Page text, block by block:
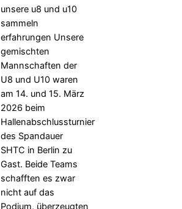
unsere u8 und u10
sammeln
erfahrungen Unsere
gemischten
Mannschaften der
U8 und U10 waren
am 14. und 15. März
2026 beim
Hallenabschlussturnier
des Spandauer
SHTC in Berlin zu
Gast. Beide Teams
schafften es zwar
nicht auf das
Podium, überzeugten